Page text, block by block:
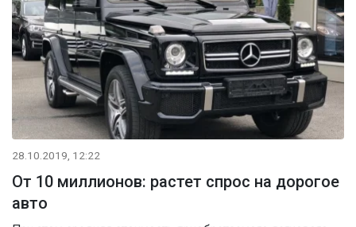
28.10.2019, 12:22
От 10 миллионов: растет спрос на дорогое
авто